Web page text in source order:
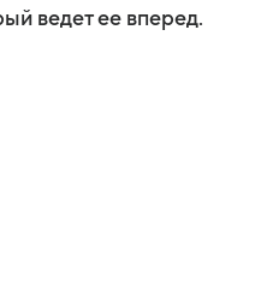
ведет ее вперед.